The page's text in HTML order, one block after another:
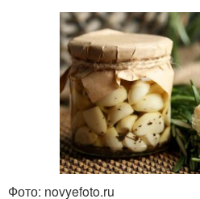
Фото: novyefoto.ru